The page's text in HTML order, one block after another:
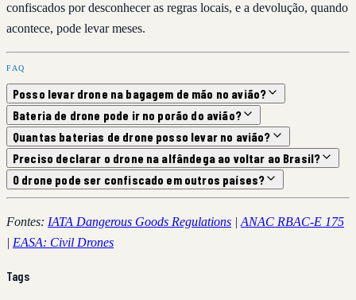
confiscados por desconhecer as regras locais, e a devolução, quando
acontece, pode levar meses.
FAQ
Posso levar drone na bagagem de mão no avião?
Bateria de drone pode ir no porão do avião?
Quantas baterias de drone posso levar no avião?
Preciso declarar o drone na alfândega ao voltar ao Brasil?
O drone pode ser confiscado em outros países?
Fontes: IATA Dangerous Goods Regulations | ANAC RBAC-E 175
| EASA: Civil Drones
Tags